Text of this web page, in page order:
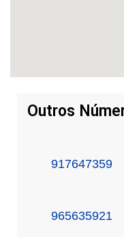
Outros
917647359
965635921